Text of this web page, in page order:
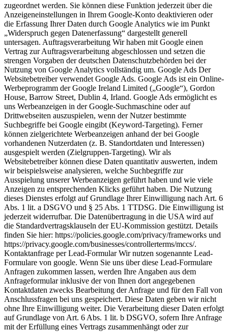
zugeordnet werden. Sie können diese Funktion jederzeit über die
Anzeigeneinstellungen in Ihrem Google-Konto deaktivieren oder
die Erfassung Ihrer Daten durch Google Analytics wie im Punkt
„Widerspruch gegen Datenerfassung“ dargestellt generell
untersagen. Auftragsverarbeitung Wir haben mit Google einen
Vertrag zur Auftragsverarbeitung abgeschlossen und setzen die
strengen Vorgaben der deutschen Datenschutzbehörden bei der
Nutzung von Google Analytics vollständig um. Google Ads Der
Websitebetreiber verwendet Google Ads. Google Ads ist ein Online-
Werbeprogramm der Google Ireland Limited („Google“), Gordon
House, Barrow Street, Dublin 4, Irland. Google Ads ermöglicht es
uns Werbeanzeigen in der Google-Suchmaschine oder auf
Drittwebseiten auszuspielen, wenn der Nutzer bestimmte
Suchbegriffe bei Google eingibt (Keyword-Targeting). Ferner
können zielgerichtete Werbeanzeigen anhand der bei Google
vorhandenen Nutzerdaten (z. B. Standortdaten und Interessen)
ausgespielt werden (Zielgruppen-Targeting). Wir als
Websitebetreiber können diese Daten quantitativ auswerten, indem
wir beispielsweise analysieren, welche Suchbegriffe zur
Ausspielung unserer Werbeanzeigen geführt haben und wie viele
Anzeigen zu entsprechenden Klicks geführt haben. Die Nutzung
dieses Dienstes erfolgt auf Grundlage Ihrer Einwilligung nach Art. 6
Abs. 1 lit. a DSGVO und § 25 Abs. 1 TTDSG. Die Einwilligung ist
jederzeit widerrufbar. Die Datenübertragung in die USA wird auf
die Standardvertragsklauseln der EU-Kommission gestützt. Details
finden Sie hier: https://policies.google.com/privacy/frameworks und
https://privacy.google.com/businesses/controllerterms/mccs/.
Kontaktanfrage per Lead-Formular Wir nutzen sogenannte Lead-
Formulare von google. Wenn Sie uns über diese Lead-Formulare
Anfragen zukommen lassen, werden Ihre Angaben aus dem
Anfrageformular inklusive der von Ihnen dort angegebenen
Kontaktdaten zwecks Bearbeitung der Anfrage und für den Fall von
Anschlussfragen bei uns gespeichert. Diese Daten geben wir nicht
ohne Ihre Einwilligung weiter. Die Verarbeitung dieser Daten erfolgt
auf Grundlage von Art. 6 Abs. 1 lit. b DSGVO, sofern Ihre Anfrage
mit der Erfüllung eines Vertrags zusammenhängt oder zur